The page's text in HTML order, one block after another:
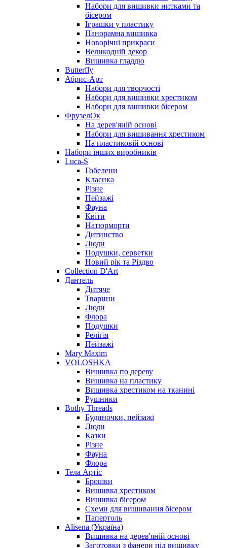
Набори для вишивки нитками та
бісером
Іграшки у пластику
Панорамна вишивка
Новорічні прикраси
Великодній декор
Вишивка гладдю
Butterfly
Абрис-Арт
Набори для творчості
Набори для вишивки хрестиком
Набори для вишивки бісером
ФрузелОк
На дерев'яній основі
Набори для вишивання хрестиком
На пластиковій основі
Набори інших виробників
Luca-S
Гобелени
Класика
Різне
Пейзажі
Фауна
Квіти
Натюрморти
Дитинство
Люди
Подушки, серветки
Новий рік та Різдво
Collection D'Art
Дантель
Дитяче
Тварини
Люди
Флора
Подушки
Релігія
Пейзажі
Mary Maxim
VOLOSHKA
Вишивка по дереву
Вишивка на пластику
Вишивка хрестиком на тканині
Рушники
Bothy Threads
Будиночки, пейзажі
Люди
Казки
Різне
Фауна
Флора
Тела Артіс
Брошки
Вишивка хрестиком
Вишивка бісером
Схеми для вишивання бісером
Папертоль
Alisena (Україна)
Вишивка на дерев'яній основі
Заготовки з фанери під вишивку